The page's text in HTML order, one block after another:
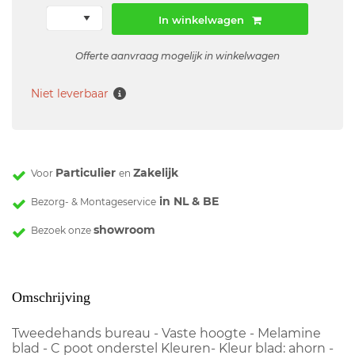
In winkelwagen
Offerte aanvraag mogelijk in winkelwagen
Niet leverbaar
Voor Particulier en Zakelijk
Bezorg- & Montageservice in NL & BE
Bezoek onze showroom
Omschrijving
Tweedehands bureau - Vaste hoogte - Melamine
blad - C poot onderstel Kleuren- Kleur blad: ahorn -